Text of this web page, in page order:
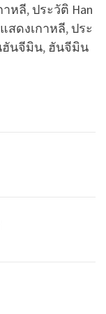
าหลี, ประวัติ Han
สดงเกาหลี, ประ
ฮันจีมิน, ฮันจีมิน